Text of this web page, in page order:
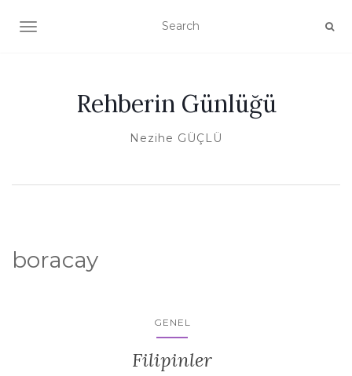
TOGGLE NAVIGATION
Rehberin Günlüğü
Nezihe GÜÇLÜ
boracay
GENEL
Filipinler